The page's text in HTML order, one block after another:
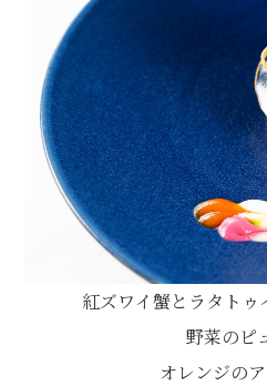
紅ズワイ蟹とラタトゥ
野菜のピ
オレンジの